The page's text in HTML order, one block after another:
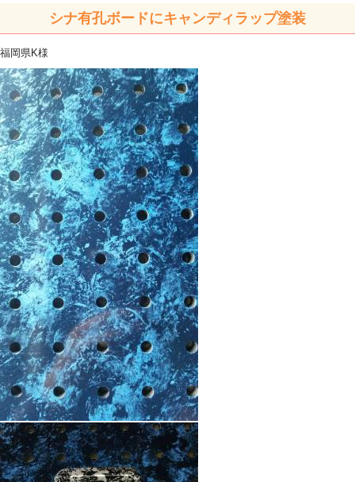
シナ有孔ボードにキャンディラップ塗装
福岡県K様